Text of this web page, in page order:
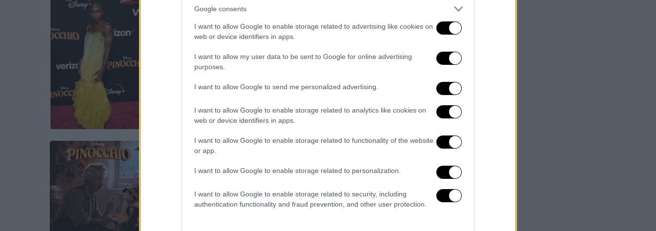
Google consents
I want to allow Google to enable storage related to advertising like cookies on
web or device identifiers in apps.
I want to allow my user data to be sent to Google for online advertising
purposes.
I want to allow Google to send me personalized advertising.
I want to allow Google to enable storage related to analytics like cookies on
web or device identifiers in apps.
I want to allow Google to enable storage related to functionality of the website
or app.
I want to allow Google to enable storage related to personalization.
I want to allow Google to enable storage related to security, including
authentication functionality and fraud prevention, and other user protection.
ενθουσιασμένη για τη συνεργασία
της με την Αριάνα Γκράντε
Η Σίνθια Ερίβο δανείζει την φωνή της
το εμβληματικό τραγούδι «When You
Wish Upon a Star» στην animation
ταινία «Πινόκιο» του Γκιγιέρμο Ντελ
Τόρο
Σινεμά 31.08.2022 09:15
«Πινόκιο»: Πώς οι «δίδυμες
τάση στο Χόλιγουντ